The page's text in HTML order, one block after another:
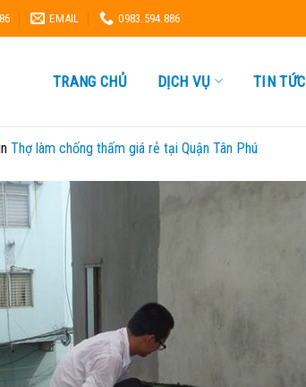
EMAIL 0983.594.886
TRANG CHỦ DỊCH VỤ TIN TỨC
Thợ làm chống thấm giá rẻ tại Quận Tân Phú